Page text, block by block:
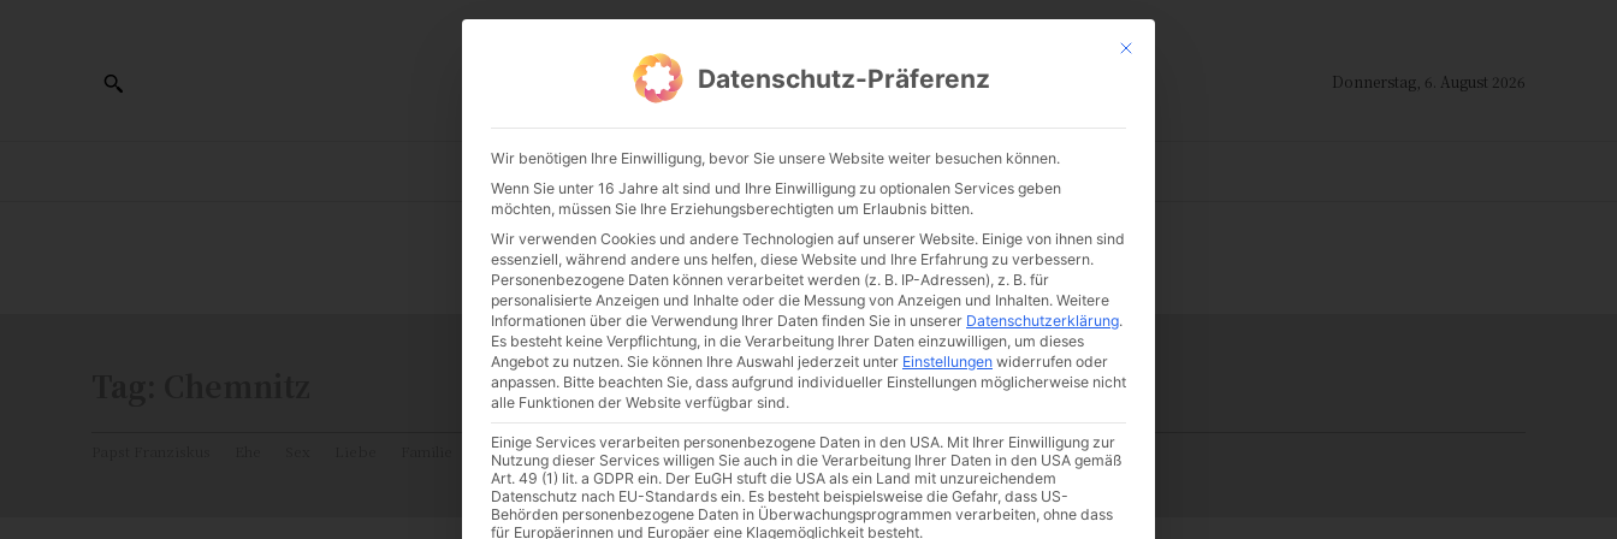
CATHWALK.DE Donnerstag, 6. August 2026
ALTE MESSE GLAUBE KULTUR FRÖMMIGKEIT TRADITION
Katholizismus Franziskus 50 Jahre Humanae vitae Katholische Kirche
Mit diesem Button wird der Dialog geschlossen. Seine Funktionalität ist
Datenschutz-Präferenz
Wir benötigen Ihre Einwilligung, bevor Sie unsere Website weiter besuchen können.
Wenn Sie unter 16 Jahre alt sind und Ihre Einwilligung zu optionalen Services geben
möchten, müssen Sie Ihre Erziehungsberechtigten um Erlaubnis bitten.
Wir verwenden Cookies und andere Technologien auf unserer Website. Einige von ihnen sind
essenziell, während andere uns helfen, diese Website und Ihre Erfahrung zu verbessern.
Personenbezogene Daten können verarbeitet werden (z. B. IP-Adressen), z. B. für
personalisierte Anzeigen und Inhalte oder die Messung von Anzeigen und Inhalten. Weitere
Informationen über die Verwendung Ihrer Daten finden Sie in unserer Datenschutzerklärung.
Es besteht keine Verpflichtung, in die Verarbeitung Ihrer Daten einzuwilligen, um dieses
Angebot zu nutzen. Sie können Ihre Auswahl jederzeit unter Einstellungen widerrufen oder
anpassen. Bitte beachten Sie, dass aufgrund individueller Einstellungen möglicherweise nicht
alle Funktionen der Website verfügbar sind.
Einige Services verarbeiten personenbezogene Daten in den USA. Mit Ihrer Einwilligung zur
Nutzung dieser Services willigen Sie auch in die Verarbeitung Ihrer Daten in den USA gemäß
Art. 49 (1) lit. a GDPR ein. Der EuGH stuft die USA als ein Land mit unzureichendem
Datenschutz nach EU-Standards ein. Es besteht beispielsweise die Gefahr, dass US-
Behörden personenbezogene Daten in Überwachungsprogrammen verarbeiten, ohne dass
für Europäerinnen und Europäer eine Klagemöglichkeit besteht.